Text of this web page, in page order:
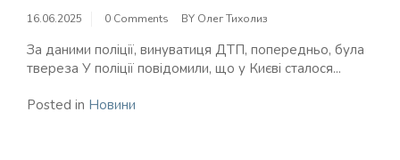
16.06.2025 0 Comments BY Олег Тихолиз
За даними поліції, винуватиця ДТП, попередньо, була
твереза У поліції повідомили, що у Києві сталося...
Posted in Новини